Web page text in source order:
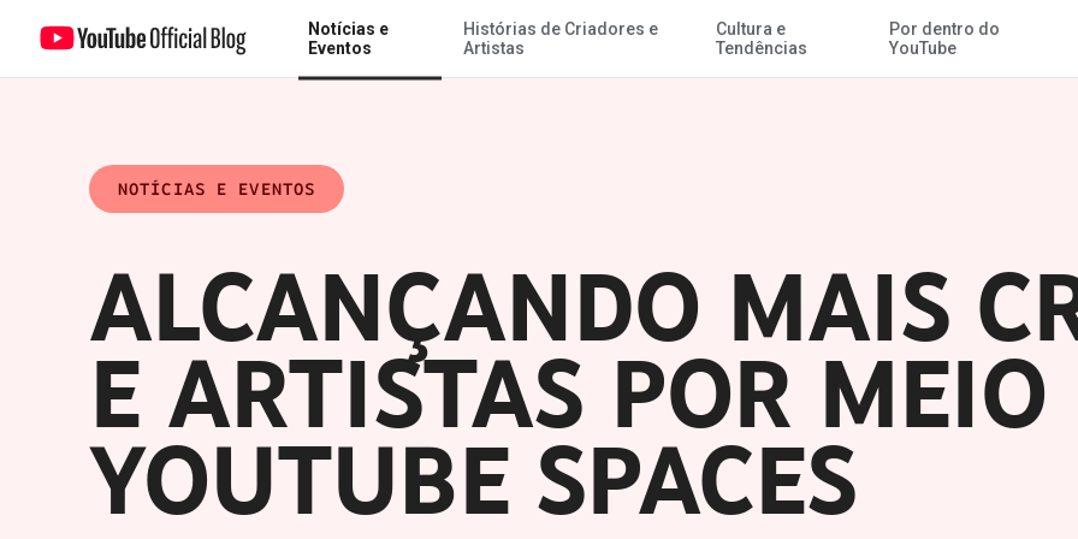
Ir para o Conteúdo Principal
Notícias e
Eventos
Histórias de Criadores e
Artistas
Cultura e
Tendências
Por dentro do
YouTube
Alcançando mais criadores e artistas por meio dos YouTube Spaces
NOTÍCIAS E EVENTOS
ALCANÇANDO MAIS
E ARTISTAS POR MEIO
YOUTUBE SPACES